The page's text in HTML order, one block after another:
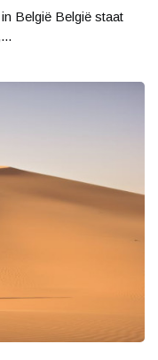
België België staat